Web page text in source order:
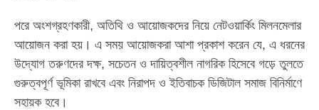
পরে অংশগ্রহণকারী, অতিথি ও আয়োজকদের নিয়ে নেটওয়ার্কিং মিলনমেলার
আয়োজন করা হয়। এ সময় আয়োজকরা আশা প্রকাশ করেন যে, এ ধরনের
উদ্যোগ তরুণদের দক্ষ, সচেতন ও দায়িত্বশীল নাগরিক হিসেবে গড়ে তুলতে
গুরুত্বপূর্ণ ভূমিকা রাখবে এবং নিরাপদ ও ইতিবাচক ডিজিটাল সমাজ বিনির্মাণে
সহায়ক হবে।